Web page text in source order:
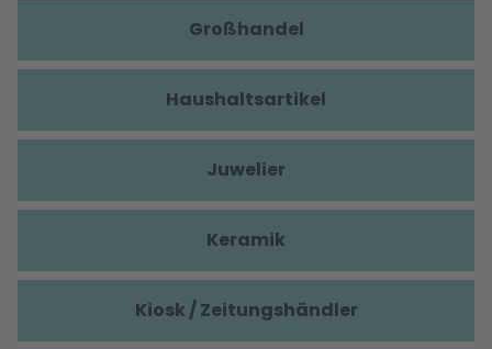
Großhandel
Haushaltsartikel
Juwelier
Keramik
Kiosk / Zeitungshändler